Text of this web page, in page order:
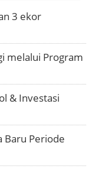
3 ekor
melalui Program
& Investasi
Baru Periode